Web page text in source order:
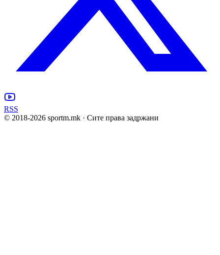
RSS
© 2018-2026 sportm.mk · Сите права задржани